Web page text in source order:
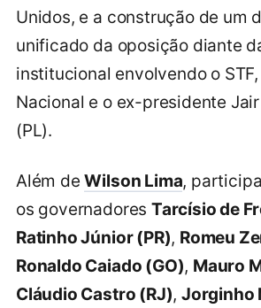
Unidos, e a construção de um
unificado da oposição diante
institucional envolvendo o
Nacional e o ex-presidente
(PL).
Além deWilson Lima,
os governadores Tarcísio de
Ratinho Júnior (PR), Romeu
Ronaldo Caiado (GO), Mauro
Cláudio Castro (RJ),Jorginho